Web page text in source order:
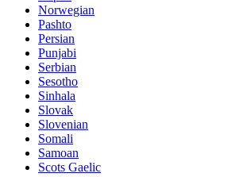
Norwegian
Pashto
Persian
Punjabi
Serbian
Sesotho
Sinhala
Slovak
Slovenian
Somali
Samoan
Scots Gaelic